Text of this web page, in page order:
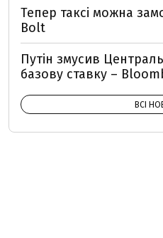
Тепер таксі можна
Bolt
Путін змусив
базову ставку –
ВСІ